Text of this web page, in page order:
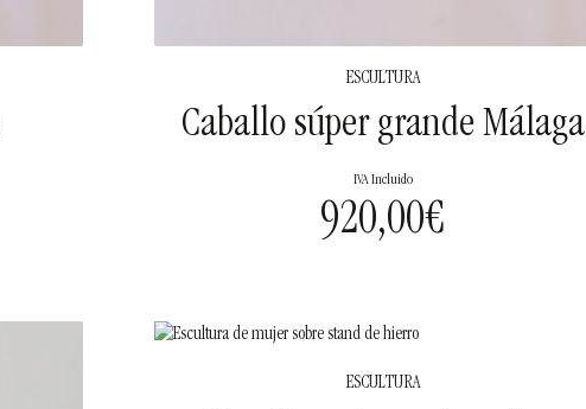
ESCULTURA
Caballo súper grande Málaga
920,00€
IVA Incluido
ESCULTURA